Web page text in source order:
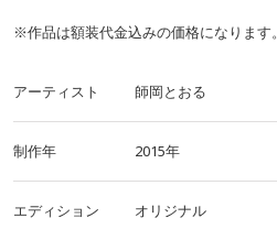
※作品は額装代金込みの価格になります。
アーティスト 師岡とおる
制作年 2015年
エディション オリジナル